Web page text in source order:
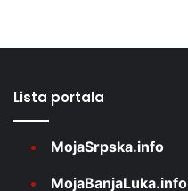
Lista portala
MojaSrpska.info
MojaBanjaLuka.info